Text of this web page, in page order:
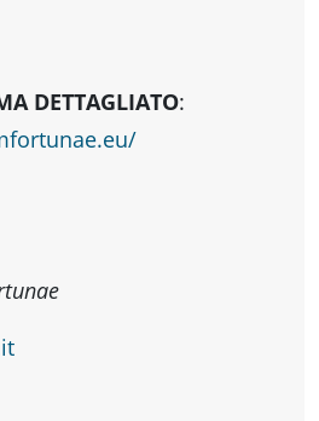
DETTAGLIATO: